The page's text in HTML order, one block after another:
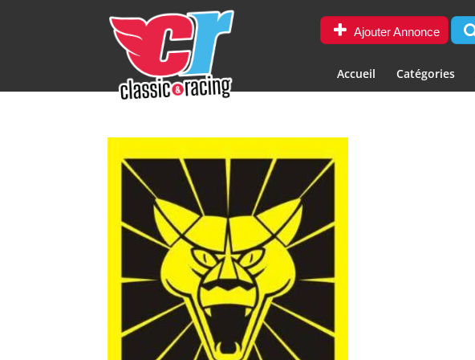
Ajouter Annonce
Accueil Catégories